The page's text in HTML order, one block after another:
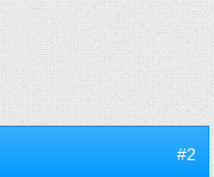
#2